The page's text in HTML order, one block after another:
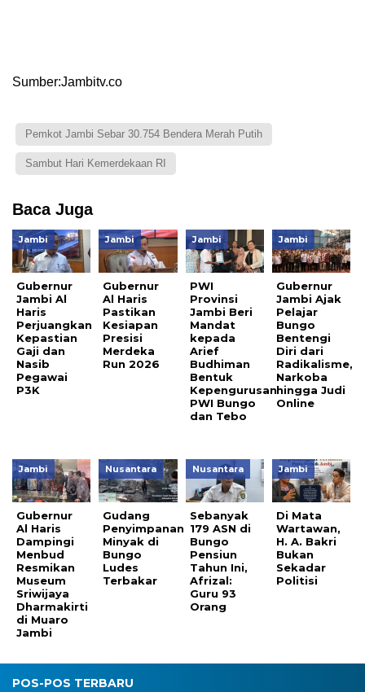
Sumber:Jambitv.co
Pemkot Jambi Sebar 30.754 Bendera Merah Putih
Sambut Hari Kemerdekaan RI
Baca Juga
Jambi
Gubernur
Jambi Al
Haris
Perjuangkan
Kepastian
Gaji dan
Nasib
Pegawai
P3K
Jambi
Gubernur
Al Haris
Pastikan
Kesiapan
Presisi
Merdeka
Run 2026
Jambi
PWI
Provinsi
Jambi Beri
Mandat
kepada
Arief
Budhiman
Bentuk
Kepengurusan
PWI Bungo
dan Tebo
Jambi
Gubernur
Jambi Ajak
Pelajar
Bungo
Bentengi
Diri dari
Radikalisme,
Narkoba
hingga Judi
Online
Jambi
Gubernur
Al Haris
Dampingi
Menbud
Resmikan
Museum
Sriwijaya
Dharmakirti
di Muaro
Jambi
Nusantara
Gudang
Penyimpanan
Minyak di
Bungo
Ludes
Terbakar
Nusantara
Sebanyak
179 ASN di
Bungo
Pensiun
Tahun Ini,
Afrizal:
Guru 93
Orang
Jambi
Di Mata
Wartawan,
H. A. Bakri
Bukan
Sekadar
Politisi
POS-POS TERBARU